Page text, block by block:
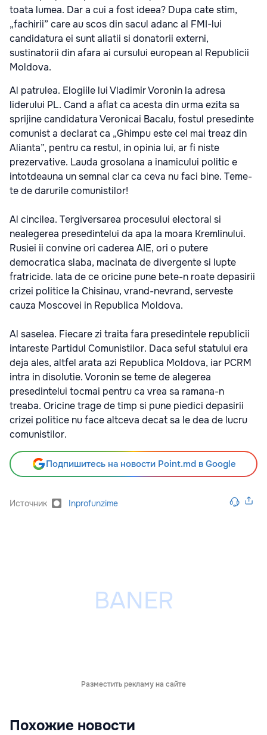
toata lumea. Dar a cui a fost ideea? Dupa cate stim,
„fachirii” care au scos din sacul adanc al FMI-lui
candidatura ei sunt aliatii si donatorii externi,
sustinatorii din afara ai cursului european al Republicii
Moldova.
Al patrulea. Elogiile lui Vladimir Voronin la adresa
liderului PL. Cand a aflat ca acesta din urma ezita sa
sprijine candidatura Veronicai Bacalu, fostul presedinte
comunist a declarat ca „Ghimpu este cel mai treaz din
Alianta”, pentru ca restul, in opinia lui, ar fi niste
prezervative. Lauda grosolana a inamicului politic e
intotdeauna un semnal clar ca ceva nu faci bine. Teme-
te de darurile comunistilor!
Al cincilea. Tergiversarea procesului electoral si
nealegerea presedintelui da apa la moara Kremlinului.
Rusiei ii convine ori caderea AIE, ori o putere
democratica slaba, macinata de divergente si lupte
fratricide. Iata de ce oricine pune bete-n roate depasirii
crizei politice la Chisinau, vrand-nevrand, serveste
cauza Moscovei in Republica Moldova.
Al saselea. Fiecare zi traita fara presedintele republicii
intareste Partidul Comunistilor. Daca seful statului era
deja ales, altfel arata azi Republica Moldova, iar PCRM
intra in disolutie. Voronin se teme de alegerea
presedintelui tocmai pentru ca vrea sa ramana-n
treaba. Oricine trage de timp si pune piedici depasirii
crizei politice nu face altceva decat sa le dea de lucru
comunistilor.
Подпишитесь на новости Point.md в Google
Источник Inprofunzime
Разместить рекламу на сайте
Похожие новости